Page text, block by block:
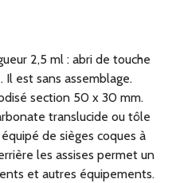
2,5 ml : abri de touche
est sans assemblage.
section 50 x 30 mm.
translucide ou tôle
de sièges coques à
les assises permet un
et autres équipements.